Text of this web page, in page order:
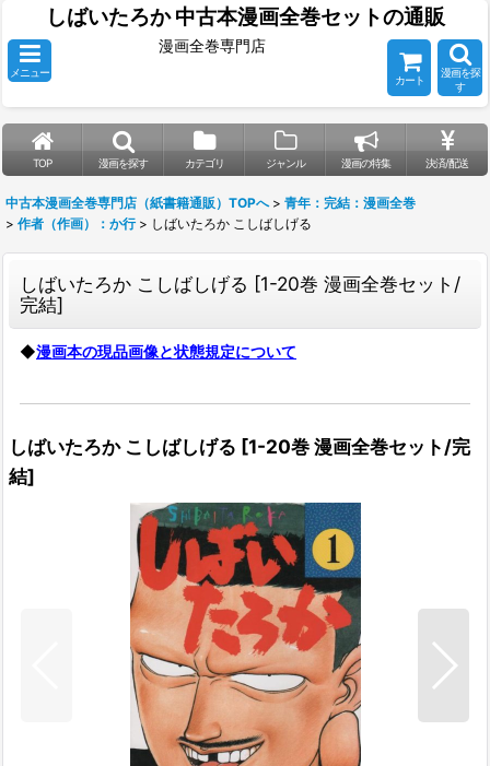
しばいたろか 中古本漫画全巻セットの通販
メニュー
漫画全巻専門店
カート
漫画を探
す
TOP 漫画を探す カテゴリ ジャンル 漫画の特集 決済/配送
中古本漫画全巻専門店（紙書籍通販）TOPへ > 青年：完結：漫画全巻
> 作者（作画）：か行 > しばいたろか こしばしげる
しばいたろか こしばしげる [1-20巻 漫画全巻セット/
完結]
◆漫画本の現品画像と状態規定について
しばいたろか こしばしげる [1-20巻 漫画全巻セット/完
結]